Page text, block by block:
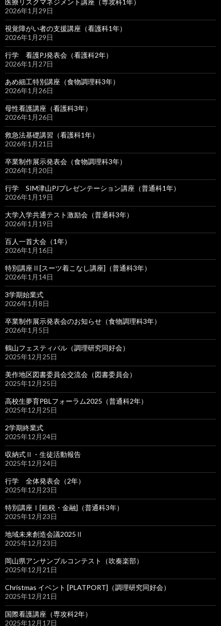
医療リスクマネジメント講座（専攻科1年）
2026年1月29日
視覚障がい者の支援講座（看護科1年）
2026年1月29日
行学 看護PJ発表会（看護科2年）
2026年1月27日
あめ細工特別講座（食物調理科3年）
2026年1月26日
母性看護講座（看護科3年）
2026年1月26日
救急法基礎講習（看護科1年）
2026年1月21日
卒業制作展示発表会（食物調理科3年）
2026年1月20日
行学 SIM津山PJプレゼンテーション講座（普通科1年）
2026年1月19日
大学入学共通テスト激励会（普通科3年）
2026年1月19日
百人一首大会（1年）
2026年1月16日
特別講座Ⅱ[スーツ着こなし講座]（普通科3年）
2026年1月14日
3学期始業式
2026年1月8日
卒業制作展示発表会のお知らせ（食物調理科3年）
2026年1月5日
鶴山フェスティバル（調理研究同好会）
2025年12月25日
美作地区図書委員会交流会（図書委員会）
2025年12月25日
高校生夢育PBLフォーラム2025（普通科2年）
2025年12月25日
2学期終業式
2025年12月24日
収納式Ⅱ・生徒活動報告
2025年12月24日
行学 全体発表会（2年）
2025年12月23日
特別講座Ⅰ[租税・金融]（普通科3年）
2025年12月23日
地域未来創造会議2025Ⅱ
2025年12月23日
岡山県アンサンブルコンテスト（吹奏楽部）
2025年12月21日
Christmas イベント [PLATPORT]（調理研究同好会）
2025年12月21日
国際看護講座（専攻科2年）
2025年12月17日